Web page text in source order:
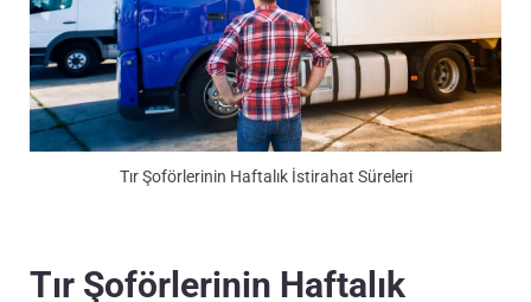
Tır Şoförlerinin Haftalık İstirahat Süreleri
Tır Şoförlerinin Haftalık